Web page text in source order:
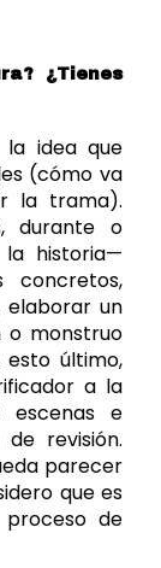
¿Tienes
idea que
(cómo va
la trama).
durante o
historia—
concretos,
elaborar un
o monstruo
último,
a la
escenas e
parecer
que es
de